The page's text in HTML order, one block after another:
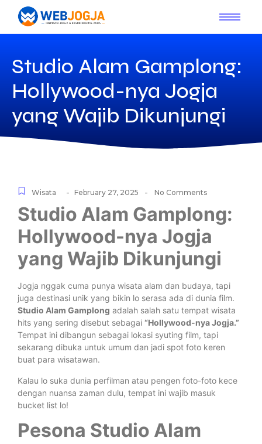
Studio Alam Gamplong:
Hollywood-nya Jogja
yang Wajib Dikunjungi
Wisata - February 27, 2025 - No Comments
Studio Alam Gamplong:
Hollywood-nya Jogja
yang Wajib Dikunjungi
Jogja nggak cuma punya wisata alam dan budaya, tapi
juga destinasi unik yang bikin lo serasa ada di dunia film.
Studio Alam Gamplong adalah salah satu tempat wisata
hits yang sering disebut sebagai “Hollywood-nya Jogja.”
Tempat ini dibangun sebagai lokasi syuting film, tapi
sekarang dibuka untuk umum dan jadi spot foto keren
buat para wisatawan.
Kalau lo suka dunia perfilman atau pengen foto-foto kece
dengan nuansa zaman dulu, tempat ini wajib masuk
bucket list lo!
Pesona Studio Alam